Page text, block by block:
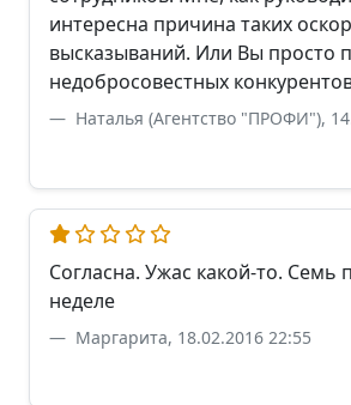
интересна причина таких
высказываний. Или Вы просто
недобросовестных
Наталья (Агентство "ПРОФИ"),
Согласна. Ужас какой-то. Семь
неделе
Маргарита, 18.02.2016 22:55